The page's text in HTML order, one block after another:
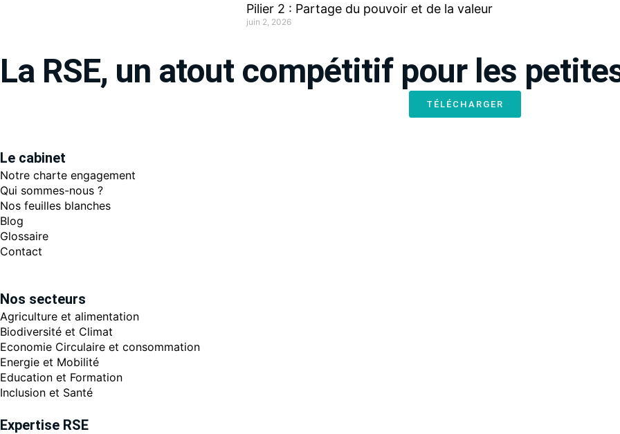
Pilier 2 : Partage du pouvoir et de la valeur
juin 2, 2026
La RSE, un atout compétitif pour les
TÉLÉCHARGER
Le cabinet
Notre charte engagement
Qui sommes-nous ?
Nos feuilles blanches
Blog
Glossaire
Contact
Nos secteurs
Agriculture et alimentation
Biodiversité et Climat
Economie Circulaire et consommation
Energie et Mobilité
Education et Formation
Inclusion et Santé
Expertise RSE